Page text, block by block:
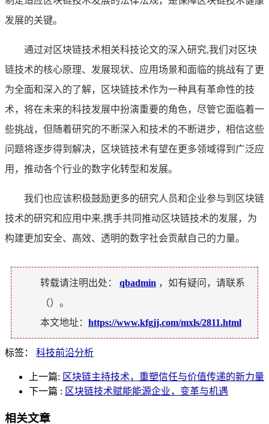
发展的关键。
通过对区块链技术相关科技论文的深入研究,我们对区块
链技术的核心原理、发展现状、应用场景和面临的挑战有了更
为全面和深入的了解，区块链技术作为一种具有革命性的技
术，将在未来的科技发展中扮演重要的角色，尽管它面临着一
些挑战，但随着研究的不断深入和技术的不断进步，相信这些
问题将逐步得到解决，区块链技术有望在更多领域得到广泛应
用，推动各个行业的数字化转型和发展。
我们也应该积极鼓励更多的研究人员和企业参与到区块链
技术的研究和应用中来,携手共同推动区块链技术的发展，为
构建更加安全、高效、透明的数字社会贡献自己的力量。
转载请注明出处： qbadmin ，如有疑问，请联系
（）。
本文地址： https://www.kfgjj.com/mxls/2811.html
标签： 科技前沿分析
上一篇: 区块链主持技术，重塑信任与价值传递的新力量
下一篇 : 区块链技术赋能能源企业，变革与机遇
相关文章